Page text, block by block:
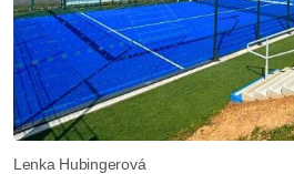
Lenka Hubingerová